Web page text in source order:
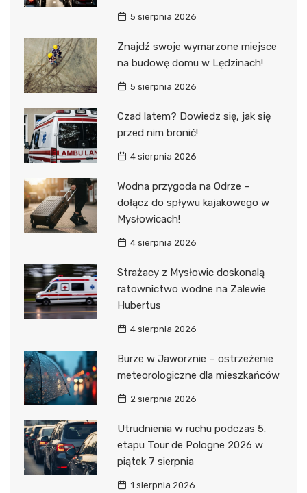
5 sierpnia 2026
Znajdź swoje wymarzone miejsce
na budowę domu w Lędzinach!
5 sierpnia 2026
Czad latem? Dowiedz się, jak się
przed nim bronić!
4 sierpnia 2026
Wodna przygoda na Odrze –
dołącz do spływu kajakowego w
Mysłowicach!
4 sierpnia 2026
Strażacy z Mysłowic doskonalą
ratownictwo wodne na Zalewie
Hubertus
4 sierpnia 2026
Burze w Jaworznie – ostrzeżenie
meteorologiczne dla mieszkańców
2 sierpnia 2026
Utrudnienia w ruchu podczas 5.
etapu Tour de Pologne 2026 w
piątek 7 sierpnia
1 sierpnia 2026